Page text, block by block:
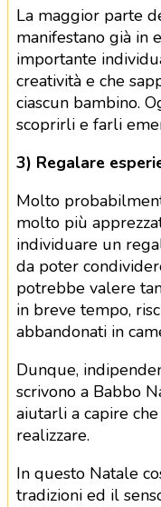
La maggior parte
manifestano già in
importante
creatività e che
ciascun bambino.
scoprirli e farli
3) Regalare
Molto
molto più
individuare un
da poter
potrebbe valere
in breve tempo,
abbandonati in
Dunque,
scrivono a Babbo
aiutarli a capire
realizzare.
In questo Natale
tradizioni ed il